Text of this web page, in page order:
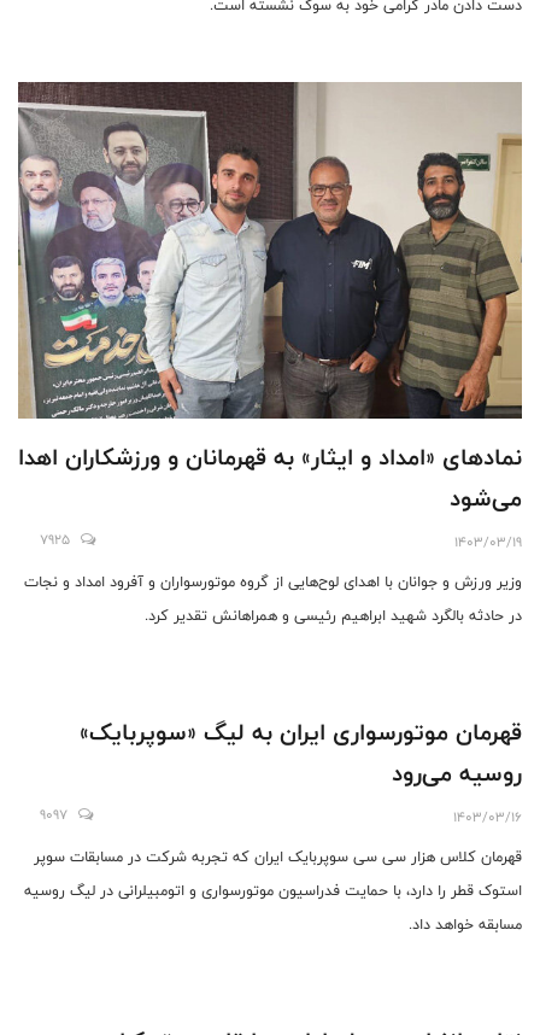
نمادهای «امداد و ایثار» به قهرمانان و ورزشکاران اهدا
می‌شود
1403/03/19
7925
وزیر ورزش و جوانان با اهدای لوح‌هایی از گروه موتورسواران و آفرود امداد و نجات
در حادثه بالگرد شهید ابراهیم رئیسی و همراهانش تقدیر کرد.
قهرمان موتورسواری ایران به لیگ «سوپربایک»
روسیه می‌رود
1403/03/16
9097
قهرمان کلاس هزار سی سی سوپربایک ایران که تجربه شرکت در مسابقات سوپر
استوک قطر را دارد، با حمایت فدراسیون موتورسواری و اتومبیلرانی در لیگ روسیه
مسابقه خواهد داد.